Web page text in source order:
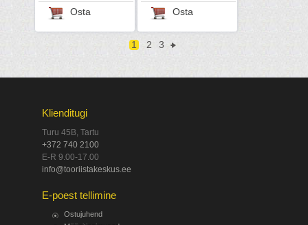
Osta Osta
1 2 3
Klienditugi
Turu 45B, Tartu
+372 740 2100
E-R 9.00-17.00
info@tooriistakeskus.ee
E-poest tellimine
Ostujuhend